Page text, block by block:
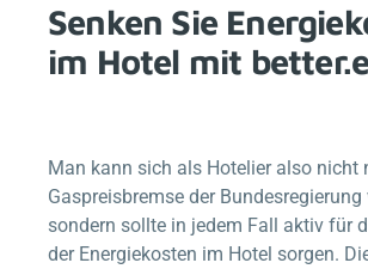
Senken Sie
im Hotel mit
Man kann sich als Hotelier also nicht
Gaspreisbremse der Bundesregierung
sondern sollte in jedem Fall aktiv für
der Energiekosten im Hotel sorgen.